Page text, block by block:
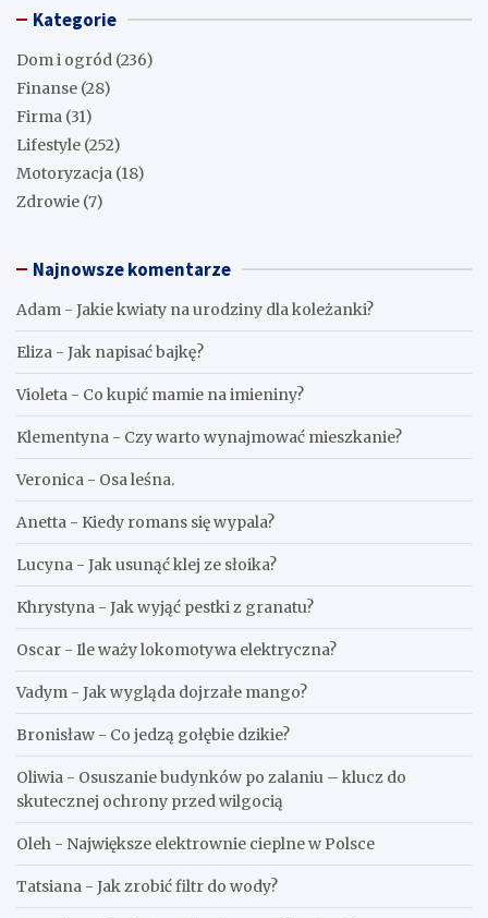
Kategorie
Dom i ogród (236)
Finanse (28)
Firma (31)
Lifestyle (252)
Motoryzacja (18)
Zdrowie (7)
Najnowsze komentarze
Adam - Jakie kwiaty na urodziny dla koleżanki?
Eliza - Jak napisać bajkę?
Violeta - Co kupić mamie na imieniny?
Klementyna - Czy warto wynajmować mieszkanie?
Veronica - Osa leśna.
Anetta - Kiedy romans się wypala?
Lucyna - Jak usunąć klej ze słoika?
Khrystyna - Jak wyjąć pestki z granatu?
Oscar - Ile waży lokomotywa elektryczna?
Vadym - Jak wygląda dojrzałe mango?
Bronisław - Co jedzą gołębie dzikie?
Oliwia - Osuszanie budynków po zalaniu – klucz do
skutecznej ochrony przed wilgocią
Oleh - Największe elektrownie cieplne w Polsce
Tatsiana - Jak zrobić filtr do wody?